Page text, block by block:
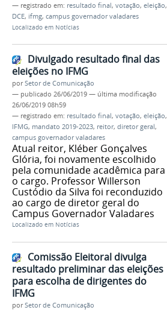
— registrado em: resultado final, votação, eleição,
DCE, ifmg, campus governador valadares
Localizado em Notícias
Divulgado resultado final das
eleições no IFMG
porSetor de Comunicação
— publicado 26/06/2019 — última modificação
26/06/2019 08h59
— registrado em: resultado final, votação, eleição,
IFMG, mandato 2019-2023, reitor, diretor geral,
campus governador valadares
Atual reitor, Kléber Gonçalves
Glória, foi novamente escolhido
pela comunidade acadêmica para
o cargo. Professor Willerson
Custódio da Silva foi reconduzido
ao cargo de diretor geral do
Campus Governador Valadares
Localizado em Notícias
Comissão Eleitoral divulga
resultado preliminar das eleições
para escolha de dirigentes do
IFMG
porSetor de Comunicação